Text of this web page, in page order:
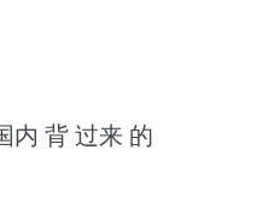
内 背 过来 的